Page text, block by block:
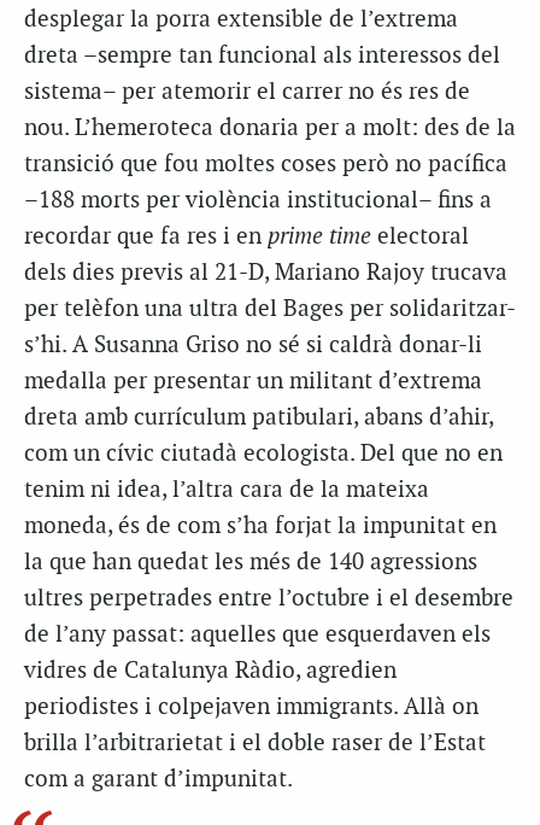
desplegar la porra extensible de l’extrema
dreta –sempre tan funcional als interessos del
sistema– per atemorir el carrer no és res de
nou. L’hemeroteca donaria per a molt: des de la
transició que fou moltes coses però no pacífica
–188 morts per violència institucional– fins a
recordar que fa res i en prime time electoral
dels dies previs al 21-D, Mariano Rajoy trucava
per telèfon una ultra del Bages per solidaritzar-
s’hi. A Susanna Griso no sé si caldrà donar-li
medalla per presentar un militant d’extrema
dreta amb currículum patibulari, abans d’ahir,
com un cívic ciutadà ecologista. Del que no en
tenim ni idea, l’altra cara de la mateixa
moneda, és de com s’ha forjat la impunitat en
la que han quedat les més de 140 agressions
ultres perpetrades entre l’octubre i el desembre
de l’any passat: aquelles que esquerdaven els
vidres de Catalunya Ràdio, agredien
periodistes i colpejaven immigrants. Allà on
brilla l’arbitrarietat i el doble raser de l’Estat
com a garant d’impunitat.